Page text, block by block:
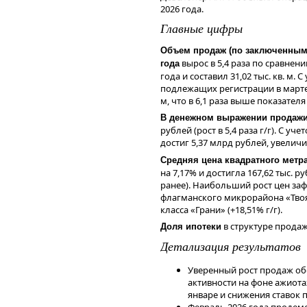
По итогам 2025 года компания
млрд рублей после прибыли в
прекращенной деятельности в
получения убытков от
введения ограничительных
Чистый долг на конец 2025 года
226 млрд рублей после минус
Динамика чистого долга
в отчетном периоде на 882 млрд
Дивиденды
Совет директоров компании
принять решение о выплате
278 рублей на одну акцию
день покупки акций для
случае одобрения акционерами,
675 рублей (соответствует
Чтобы инвестировать в акции
сервисе Газпромбанк
Читайте последние новости и
2026 года.
Главные цифры
Объем продаж (по
годавырос в 5,4 раза по
года и составил 31,02 тыс. кв. м.
подлежащих регистрации в
м, что в 6,1 раза выше
В денежном выражении
рублей (рост в 5,4 раза г/г). С
достиг 5,37 млрд рублей,
Средняя цена квадратного
на 7,17% и достигла 167,62 тыс.
ранее). Наибольший рост цен
флагманского микрорайона
класса «Грани» (+18,51% г/г).
Доля ипотеки в структуре
Детализация результатов
Уверенный рост продаж
активности на фоне
январе и снижения ставок